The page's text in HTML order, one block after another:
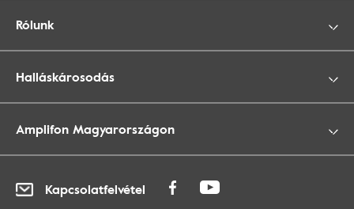
Rólunk
Halláskárosodás
Amplifon Magyarországon
Kapcsolatfelvétel